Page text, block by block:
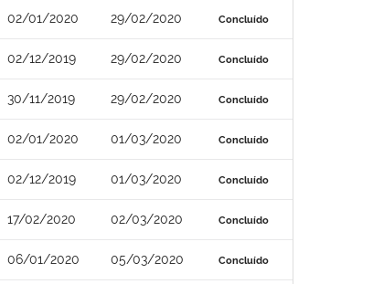
02/01/2020 29/02/2020 Concluído
02/12/2019 29/02/2020 Concluído
30/11/2019 29/02/2020 Concluído
02/01/2020 01/03/2020 Concluído
02/12/2019 01/03/2020 Concluído
17/02/2020 02/03/2020 Concluído
06/01/2020 05/03/2020 Concluído